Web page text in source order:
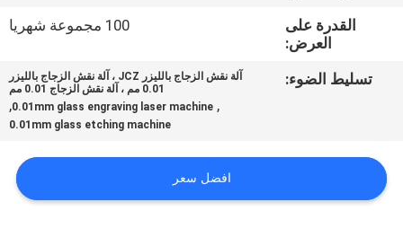
اتصل
خريطة
القدرة على
العرض:
100 مجموعة شهريا
تسليط الضوء:
آلة نقش الزجاج بالليزر JCZ ، آلة نقش الزجاج بالليزر
0.01 مم ، آلة نقش الزجاج 0.01 مم
,
0.01mm glass engraving laser machine
,
0.01mm glass etching machine
افضل سعر